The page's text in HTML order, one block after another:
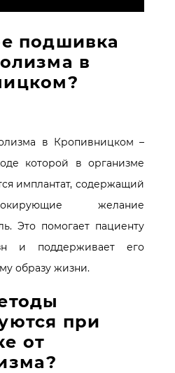
подшивка
в
в Кропивницком –
которой в организме
имплантат, содержащий
желание
Это помогает пациенту
и поддерживает его
образу жизни.
при
от